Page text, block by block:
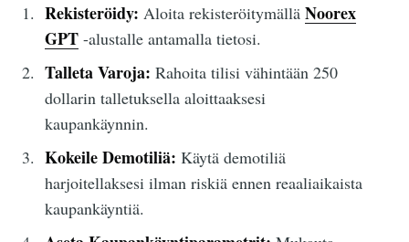
Rekisteröidy: Aloita rekisteröitymällä Noorex
GPT-alustalle antamalla tietosi.
Talleta Varoja: Rahoita tilisi vähintään 250
dollarin talletuksella aloittaaksesi
kaupankäynnin.
Kokeile Demotiliä: Käytä demotiliä
harjoitellaksesi ilman riskiä ennen reaaliaikaista
kaupankäyntiä.